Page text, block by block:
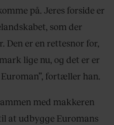
på. Jeres forside er
som der
Den er en rettesnor for,
lige nu, og det er er
fortæller han.
med makkeren
at udbygge Euromans